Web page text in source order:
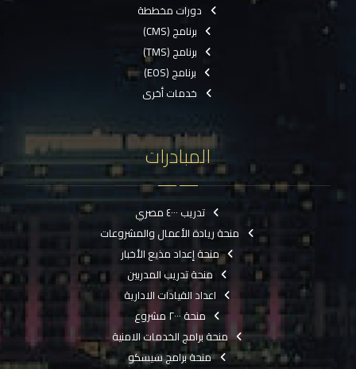
دورات مخططة
برنامج (CMS)
برنامج (TMS)
برنامج (EOS)
خدمات أخرى
المبادرات
تدريب ٤٠٠٠ مصري
منحة ريادة الأعمال والمشروعات
منحة إعداد مذيع الأخبار
منحة تدريب المدربين
اعداد القيادات الادارية
منحة ٢٠٠٠ مشروع
منحة برامج الخدمات الامنية
منحة برامج سيسكو